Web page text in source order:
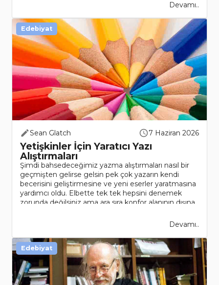
Devamı..
Sean Glatch 7 Haziran 2026
Yetişkinler İçin Yaratıcı Yazı
Alıştırmaları
Şimdi bahsedeceğimiz yazma alıştırmaları nasıl bir
geçmişten gelirse gelsin pek çok yazarın kendi
becerisini geliştirmesine ve yeni eserler yaratmasına
yardımcı oldu. Elbette tek tek hepsini denemek
zorunda değilsiniz ama ara sıra konfor alanının dışına
Devamı..
Edebiyat
Edebiyat